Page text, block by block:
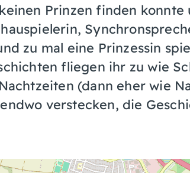
Prinzen finden konnte
zu mal eine Prinzessin
fliegen ihr zu wie
(dann eher wie
verstecken, die